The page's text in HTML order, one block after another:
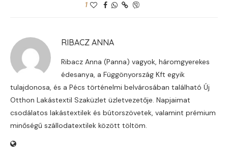
1
RIBACZ ANNA
Ribacz Anna (Panna) vagyok, háromgyerekes
édesanya, a Függönyország Kft egyik
tulajdonosa, és a Pécs történelmi belvárosában található Új
Otthon Lakástextil Szaküzlet üzletvezetője. Napjaimat
csodálatos lakástextilek és bútorszövetek, valamint prémium
minőségű szállodatextilek között töltöm.